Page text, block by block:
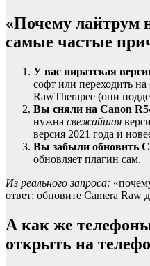
«Почему лайтрум
самые частые
У вас пиратская
софт или переходить
RawTherapee (они
Вы сняли на Canon
нужна свежайшая
версия 2021 года и
Вы забыли обновить
обновляет плагин сам.
Из реального запроса:
ответ: обновите Camera Raw
А как же
открыть на